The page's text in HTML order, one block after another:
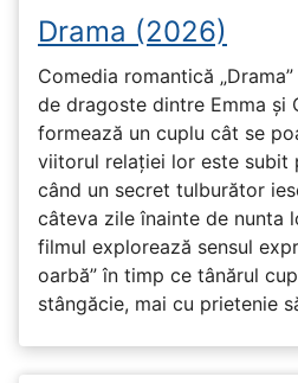
Drama (2026)
Comedia romantică
de dragoste dintre Emma și
formează un cuplu cât se
viitorul relației lor este subit
când un secret tulburător
câteva zile înainte de nunta
filmul explorează sensul
oarbă” în timp ce tânărul
stângăcie, mai cu prietenie